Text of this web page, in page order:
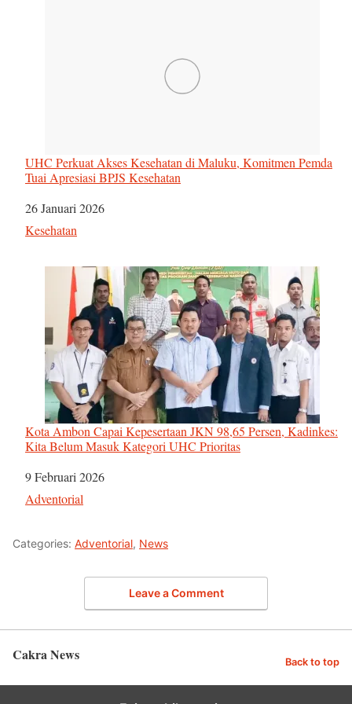
UHC Perkuat Akses Kesehatan di Maluku, Komitmen Pemda
Tuai Apresiasi BPJS Kesehatan
Tanggal
26 Januari 2026
Sehubungan dengan
Kesehatan
Kota Ambon Capai Kepesertaan JKN 98,65 Persen, Kadinkes:
Kita Belum Masuk Kategori UHC Prioritas
Tanggal
9 Februari 2026
Sehubungan dengan
Adventorial
Categories: Adventorial, News
Leave a Comment
Cakra News Back to top